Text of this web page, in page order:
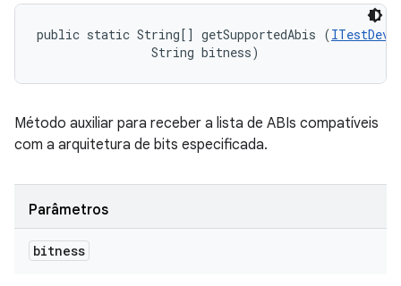
public static String[] getSupportedAbis (
                String bitness)
Método auxiliar para receber a lista de ABIs compatíveis
com a arquitetura de bits especificada.
Parâmetros
bitness